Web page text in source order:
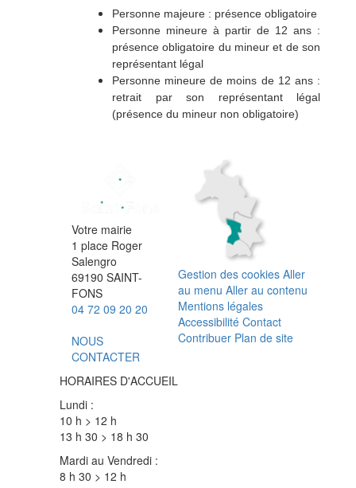
Personne majeure : présence obligatoire
Personne mineure à partir de 12 ans :
présence obligatoire du mineur et de son
représentant légal
Personne mineure de moins de 12 ans :
retrait par son représentant légal
(présence du mineur non obligatoire)
Votre mairie
1 place Roger
Salengro
69190 SAINT-
FONS
04 72 09 20 20
NOUS
CONTACTER
HORAIRES D'ACCUEIL
Lundi :
10 h > 12 h
13 h 30 > 18 h 30
Mardi au Vendredi :
8 h 30 > 12 h
Gestion des cookies Aller
au menu Aller au contenu
Mentions légales
Accessibilité Contact
Contribuer Plan de site